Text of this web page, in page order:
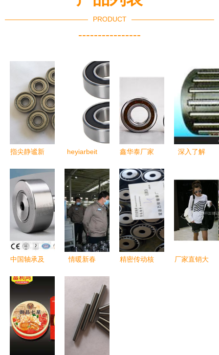
PRODUCT
----------------
指尖静谧新
608ZZ轴承
如何重塑陀
螺体验？
heyiarbeit
深沟轴承
5/8" x 1-
3/8" x 4/9
鑫华泰厂家
H7008CYTA
角接触球轴
承——高精
尖品质，全
方位服务
深入了解
轴承附属件
常州骏华轴
承厂的实力
与价值
中国轴承及
供应商价值
解析
情暖新春
公司开展春
节拜年活
动，聚焦轴
承与附属件
精密传动核
厂家直销大